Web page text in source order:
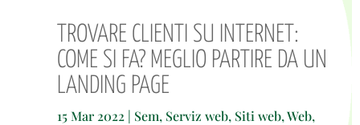
TROVARE CLIENTI SU INTERNET:
COME SI FA? MEGLIO PARTIRE DA UN
LANDING PAGE
15 Mar 2022 | Sem, Serviz web, Siti web,Web,